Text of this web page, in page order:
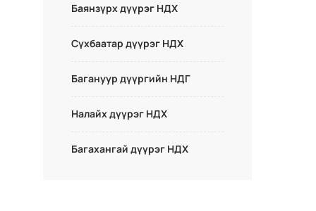
Баянзүрх дүүрэг НДХ
Сүхбаатар дүүрэг НДХ
Багануур дүүргийн НДГ
Налайх дүүрэг НДХ
Багахангай дүүрэг НДХ